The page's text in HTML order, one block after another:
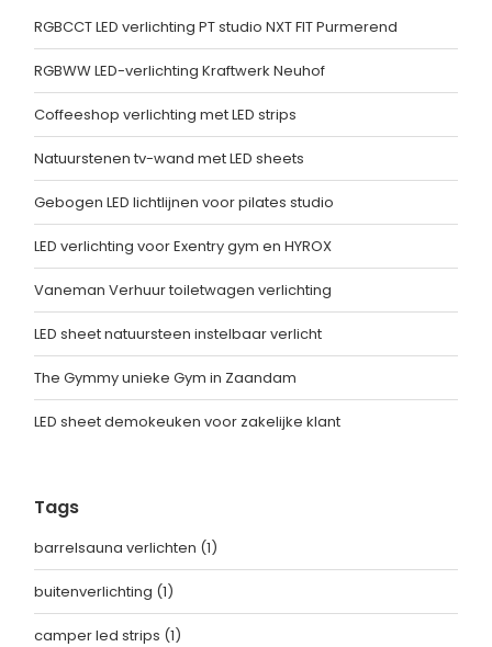
RGBCCT LED verlichting PT studio NXT FIT Purmerend
RGBWW LED-verlichting Kraftwerk Neuhof
Coffeeshop verlichting met LED strips
Natuurstenen tv-wand met LED sheets
Gebogen LED lichtlijnen voor pilates studio
LED verlichting voor Exentry gym en HYROX
Vaneman Verhuur toiletwagen verlichting
LED sheet natuursteen instelbaar verlicht
The Gymmy unieke Gym in Zaandam
LED sheet demokeuken voor zakelijke klant
Tags
barrelsauna verlichten (1)
buitenverlichting (1)
camper led strips (1)